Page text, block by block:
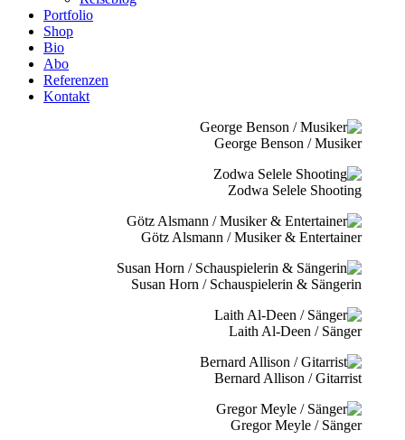
Portfolio
Shop
Bio
Abo
Referenzen
Kontakt
George Benson / Musiker
Zodwa Selele Shooting
Götz Alsmann / Musiker & Entertainer
Susan Horn / Schauspielerin & Sängerin
Laith Al-Deen / Sänger
Bernard Allison / Gitarrist
Gregor Meyle / Sänger